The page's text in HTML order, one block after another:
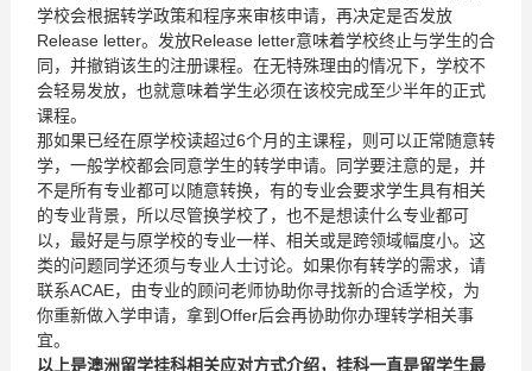
学校会根据转学政策和程序来审核申请，再决定是否发放
Release letter。发放Release letter意味着学校终止与学生的合
同，并撤销该生的注册课程。在无特殊理由的情况下，学校不
会轻易发放，也就意味着学生必须在该校完成至少半年的正式
课程。
那如果已经在原学校读超过6个月的主课程，则可以正常随意转
学，一般学校都会同意学生的转学申请。同学要注意的是，并
不是所有专业都可以随意转换，有的专业会要求学生具有相关
的专业背景，所以尽管换学校了，也不是想读什么专业都可
以，最好是与原学校的专业一样、相关或是跨领域幅度小。这
类的问题同学还须与专业人士讨论。如果你有转学的需求，请
联系ACAE，由专业的顾问老师协助你寻找新的合适学校，为
你重新做入学申请，拿到Offer后会再协助你办理转学相关事
宜。
以上是澳洲留学挂科相关应对方式介绍，挂科一直是留学生最